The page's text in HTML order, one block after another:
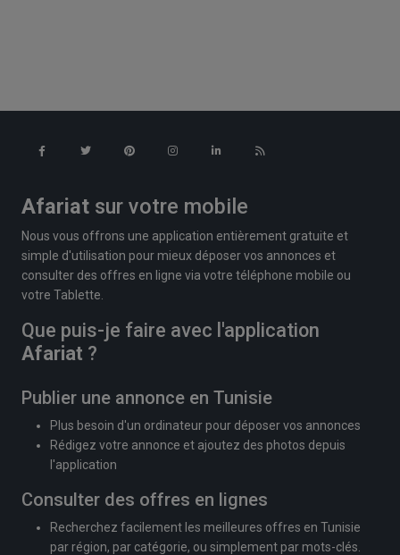
Afariat sur votre mobile
Nous vous offrons une application entièrement gratuite et
simple d'utilisation pour mieux déposer vos annonces et
consulter des offres en ligne via votre téléphone mobile ou
votre Tablette.
Que puis-je faire avec l'application
Afariat ?
Publier une annonce en Tunisie
Plus besoin d'un ordinateur pour déposer vos annonces
Rédigez votre annonce et ajoutez des photos depuis
l'application
Consulter des offres en lignes
Recherchez facilement les meilleures offres en Tunisie
par région, par catégorie, ou simplement par mots-clés.